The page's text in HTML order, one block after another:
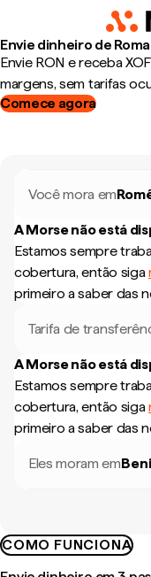
Envie dinheiro de
Envie RON e receba
margens, sem tarifas
Comece agora
Você mora em
A Morse não está
Estamos sempre
cobertura, então siga
primeiro a saber das
Tarifa de
A Morse não está
Estamos sempre
cobertura, então siga
primeiro a saber das
Eles moram em
COMO FUNCIONA